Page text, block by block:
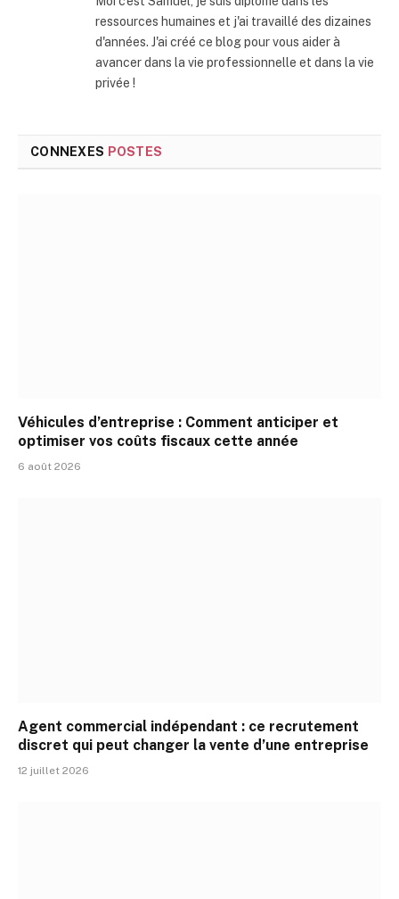
ressources humaines et j'ai travaillé des dizaines
d'années. J'ai créé ce blog pour vous aider à
avancer dans la vie professionnelle et dans la vie
privée !
CONNEXES POSTES
Véhicules d’entreprise : Comment anticiper et
optimiser vos coûts fiscaux cette année
6 août 2026
Agent commercial indépendant : ce recrutement
discret qui peut changer la vente d’une entreprise
12 juillet 2026